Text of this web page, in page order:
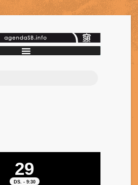
29
DS. - 9:30